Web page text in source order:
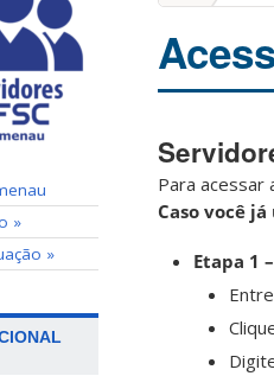
»
»
Para acessar
Caso você
Etapa 1